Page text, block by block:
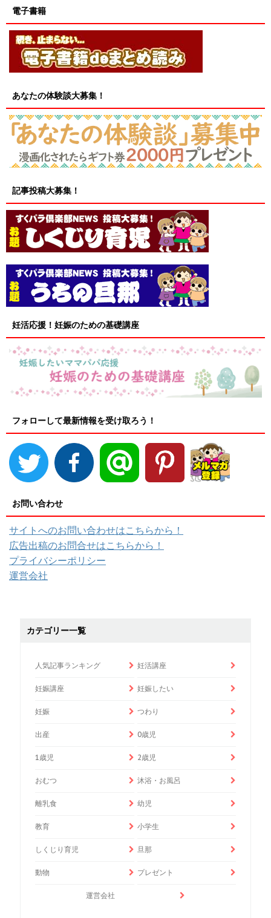
電子書籍
あなたの体験談大募集！
記事投稿大募集！
妊活応援！妊娠のための基礎講座
フォローして最新情報を受け取ろう！
お問い合わせ
サイトへのお問い合わせはこちらから！
広告出稿のお問合せはこちらから！
プライバシーポリシー
運営会社
カテゴリー一覧
人気記事ランキング 妊活講座
妊娠講座 妊娠したい
妊娠 つわり
出産 0歳児
1歳児 2歳児
おむつ 沐浴・お風呂
離乳食 幼児
教育 小学生
しくじり育児 旦那
動物 プレゼント
運営会社